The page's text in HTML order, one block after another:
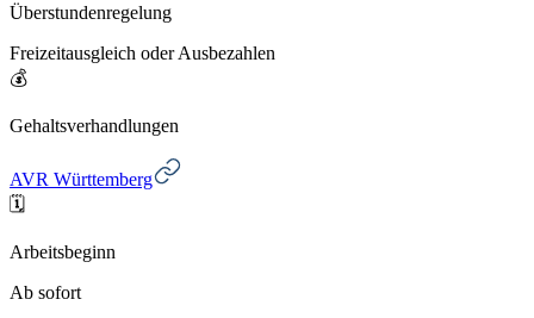
Überstundenregelung
Freizeitausgleich oder Ausbezahlen
💰
Gehaltsverhandlungen
AVR Württemberg
🗓️
Arbeitsbeginn
Ab sofort